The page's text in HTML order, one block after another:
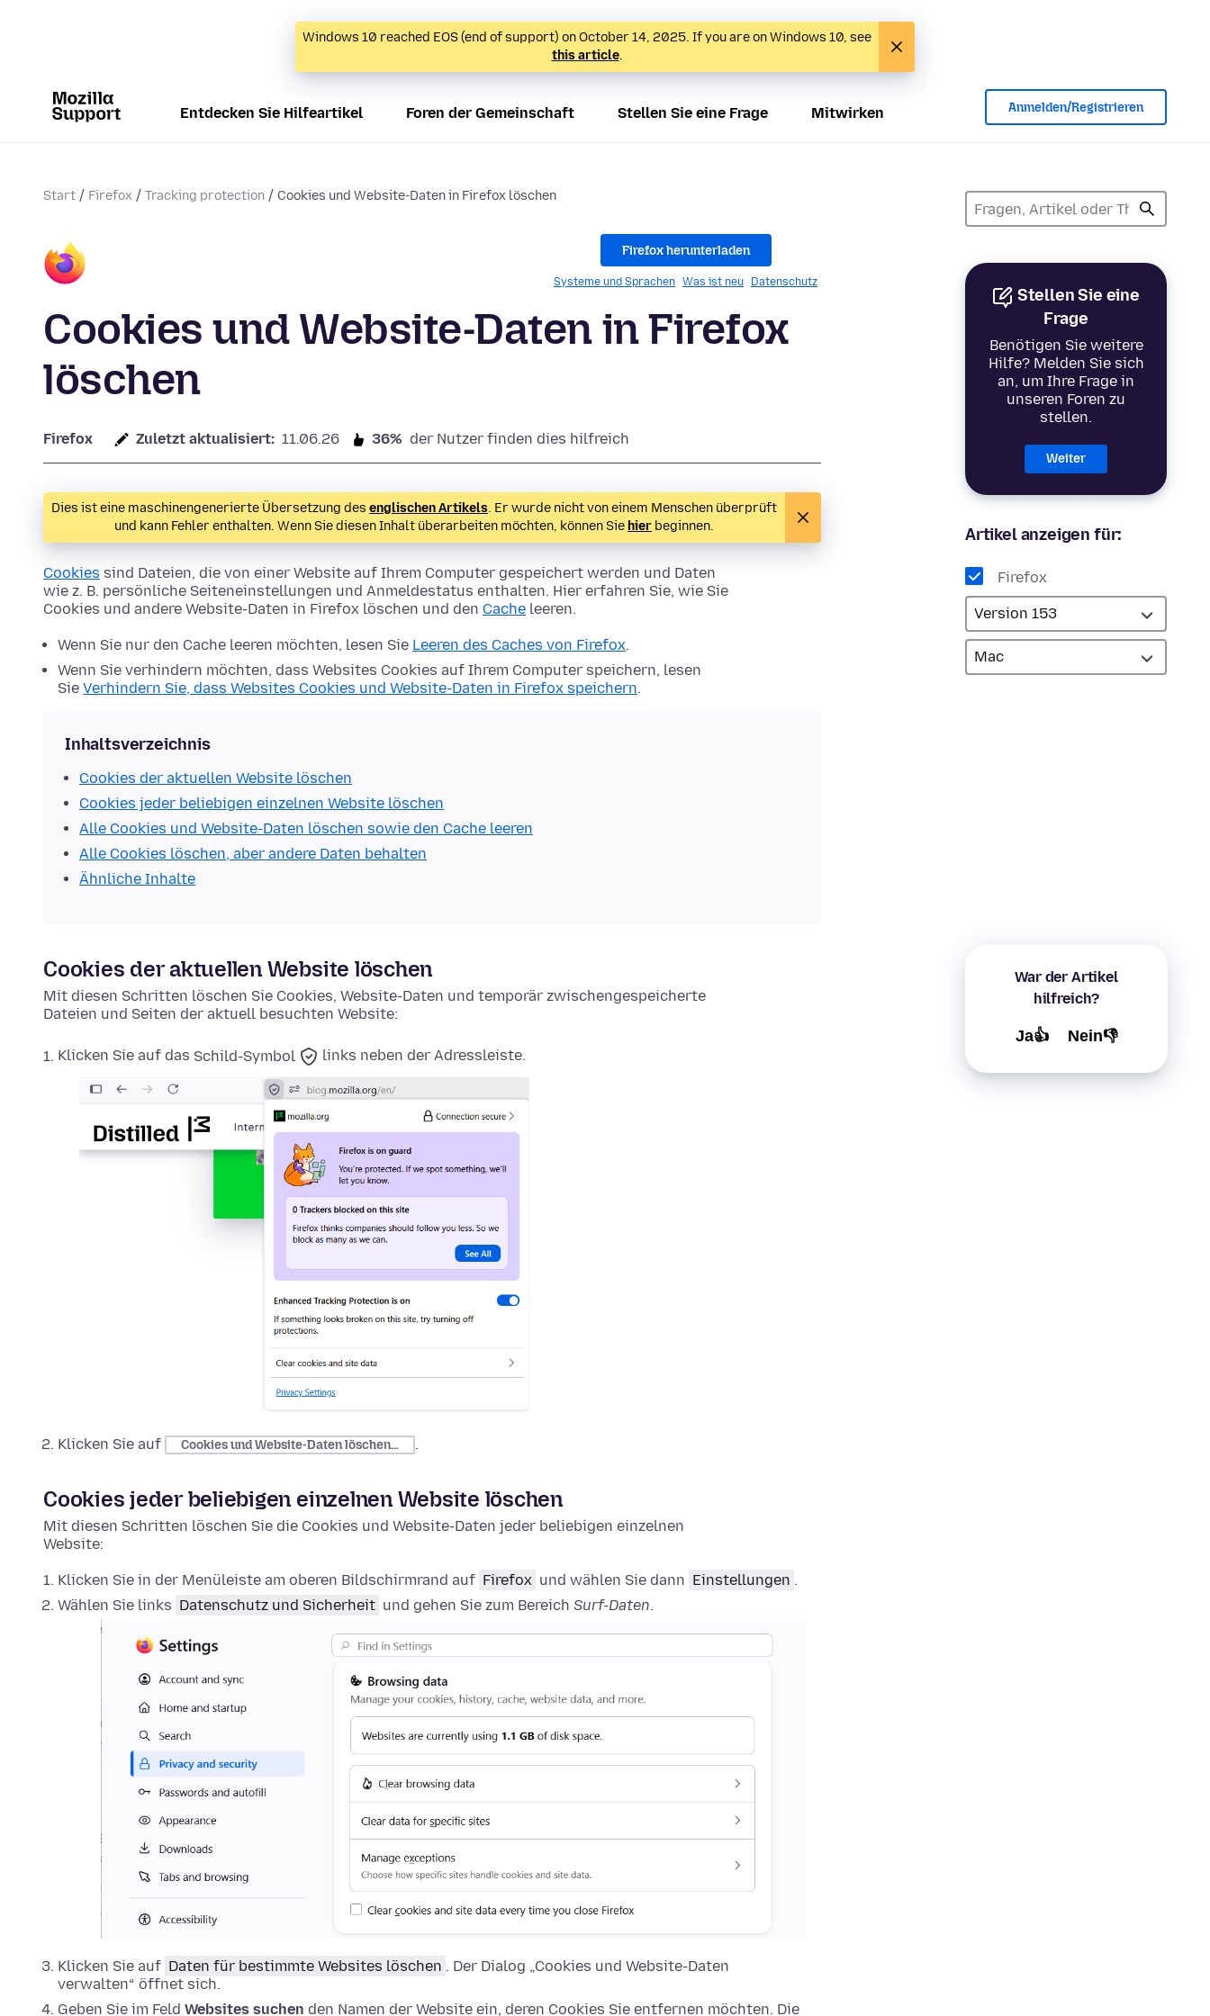
Windows 10 reached EOS (end of support) on October 14, 2025. If you are on Windows 10, see
this article.
Entdecken Sie Hilfeartikel Foren der Gemeinschaft Stellen Sie eine Frage Mitwirken Anmelden/Registrieren
Start Firefox Tracking protection Cookies und Website-Daten in Firefox löschen
Stellen Sie eine
Frage
Benötigen Sie weitere
Hilfe? Melden Sie sich
an, um Ihre Frage in
unseren Foren zu
stellen.
Weiter
Artikel anzeigen für:
Firefox
War der Artikel
hilfreich?
Ja👍 Nein👎
Firefox herunterladen
Systeme und Sprachen Was ist neu Datenschutz
Cookies und Website-Daten in Firefox
löschen
Firefox Zuletzt aktualisiert: 11.06.26 36% der Nutzer finden dies hilfreich
Dies ist eine maschinengenerierte Übersetzung des englischen Artikels. Er wurde nicht von einem Menschen überprüft
und kann Fehler enthalten. Wenn Sie diesen Inhalt überarbeiten möchten, können Sie hier beginnen.
Cookies sind Dateien, die von einer Website auf Ihrem Computer gespeichert werden und Daten
wie z. B. persönliche Seiteneinstellungen und Anmeldestatus enthalten. Hier erfahren Sie, wie Sie
Cookies und andere Website-Daten in Firefox löschen und den Cache leeren.
Wenn Sie nur den Cache leeren möchten, lesen Sie Leeren des Caches von Firefox.
Wenn Sie verhindern möchten, dass Websites Cookies auf Ihrem Computer speichern, lesen
Sie Verhindern Sie, dass Websites Cookies und Website-Daten in Firefox speichern.
Inhaltsverzeichnis
Cookies der aktuellen Website löschen
Cookies jeder beliebigen einzelnen Website löschen
Alle Cookies und Website-Daten löschen sowie den Cache leeren
Alle Cookies löschen, aber andere Daten behalten
Ähnliche Inhalte
Cookies der aktuellen Website löschen
Mit diesen Schritten löschen Sie Cookies, Website-Daten und temporär zwischengespeicherte
Dateien und Seiten der aktuell besuchten Website:
Klicken Sie auf das Schild-Symbol links neben der Adressleiste.
Klicken Sie auf Cookies und Website-Daten löschen… .
Cookies jeder beliebigen einzelnen Website löschen
Mit diesen Schritten löschen Sie die Cookies und Website-Daten jeder beliebigen einzelnen
Website:
Klicken Sie in der Menüleiste am oberen Bildschirmrand auf Firefox und wählen Sie dann Einstellungen .
Wählen Sie links Datenschutz und Sicherheit und gehen Sie zum Bereich Surf-Daten.
Klicken Sie auf Daten für bestimmte Websites löschen . Der Dialog „Cookies und Website-Daten
verwalten“ öffnet sich.
Geben Sie im Feld Websites suchen den Namen der Website ein, deren Cookies Sie entfernen möchten. Die